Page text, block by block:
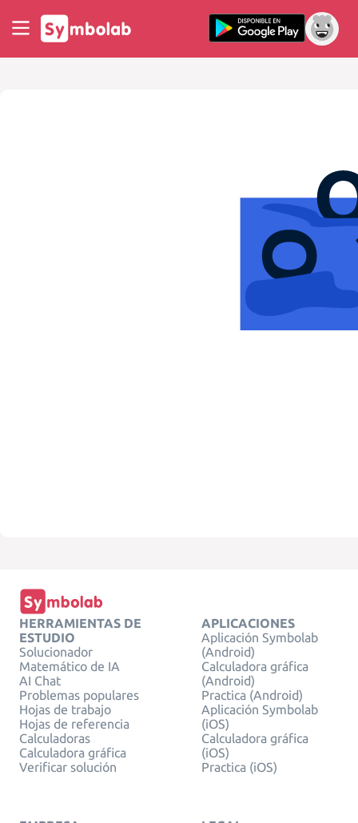
HERRAMIENTAS DE
ESTUDIO
Solucionador
Matemático de IA
AI Chat
Problemas populares
Hojas de trabajo
Hojas de referencia
Calculadoras
Calculadora gráfica
Verificar solución
APLICACIONES
Aplicación Symbolab
(Android)
Calculadora gráfica
(Android)
Practica (Android)
Aplicación Symbolab
(iOS)
Calculadora gráfica
(iOS)
Practica (iOS)